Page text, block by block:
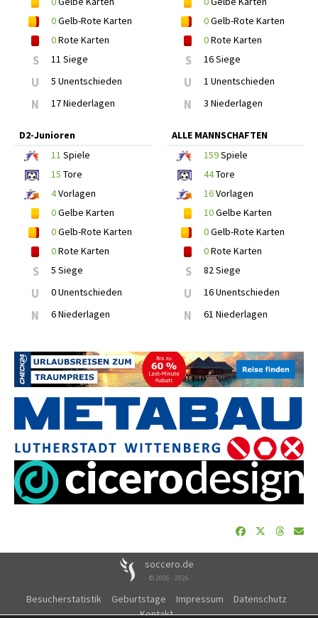
0Gelb-Rote Karten
0Rote Karten
S 11 Siege
U 5 Unentschieden
N 17 Niederlagen
0Gelb-Rote Karten
0Rote Karten
S 16 Siege
U 1 Unentschieden
N 3 Niederlagen
D2-Junioren
11 Spiele
15 Tore
4Vorlagen
0Gelbe Karten
0Gelb-Rote Karten
0Rote Karten
S 5 Siege
U 0 Unentschieden
N 6 Niederlagen
ALLE MANNSCHAFTEN
159Spiele
44Tore
16Vorlagen
10Gelbe Karten
0Gelb-Rote Karten
0Rote Karten
S 82 Siege
U 16 Unentschieden
N 61 Niederlagen
soccero.de
© 2006 - 2026
Besucherstatistik Geburtstage Impressum
Datenschutz
Kontakt